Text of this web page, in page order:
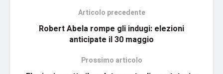
Articolo precedente
Robert Abela rompe gli indugi: elezioni
anticipate il 30 maggio
Prossimo articolo